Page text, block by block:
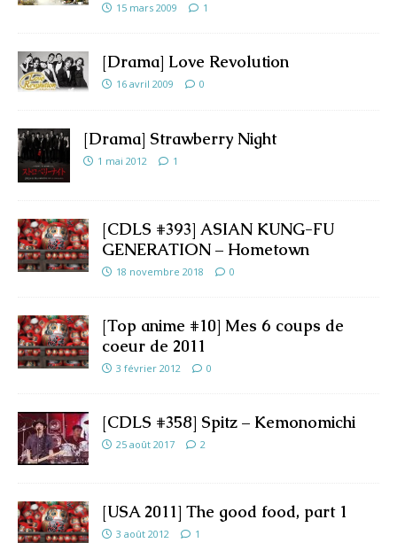
15 mars 2009 1
[Drama] Love Revolution
16 avril 2009 0
[Drama] Strawberry Night
1 mai 2012 1
[CDLS #393] ASIAN KUNG-FU
GENERATION – Hometown
18 novembre 2018 0
[Top anime #10] Mes 6 coups de
coeur de 2011
3 février 2012 0
[CDLS #358] Spitz – Kemonomichi
25 août 2017 2
[USA 2011] The good food, part 1
3 août 2012 1